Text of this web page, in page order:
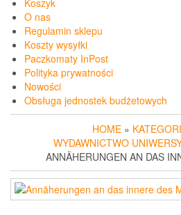
Koszyk
O nas
Regulamin sklepu
Koszty wysyłki
Paczkomaty InPost
Polityka prywatności
Nowości
Obsługa jednostek budżetowych
HOME »
WYDAWNICTWO
ANNÄHERUNGEN AN DAS